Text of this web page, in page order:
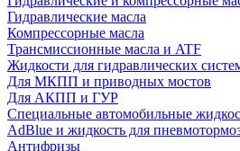
Гидравлические масла
Компрессорные масла
Трансмиссионные масла и ATF
Жидкости для гидравлических
Для МКПП и приводных мостов
Для АКПП и ГУР
Специальные автомобильные
AdBlue и жидкость для
Антифризы